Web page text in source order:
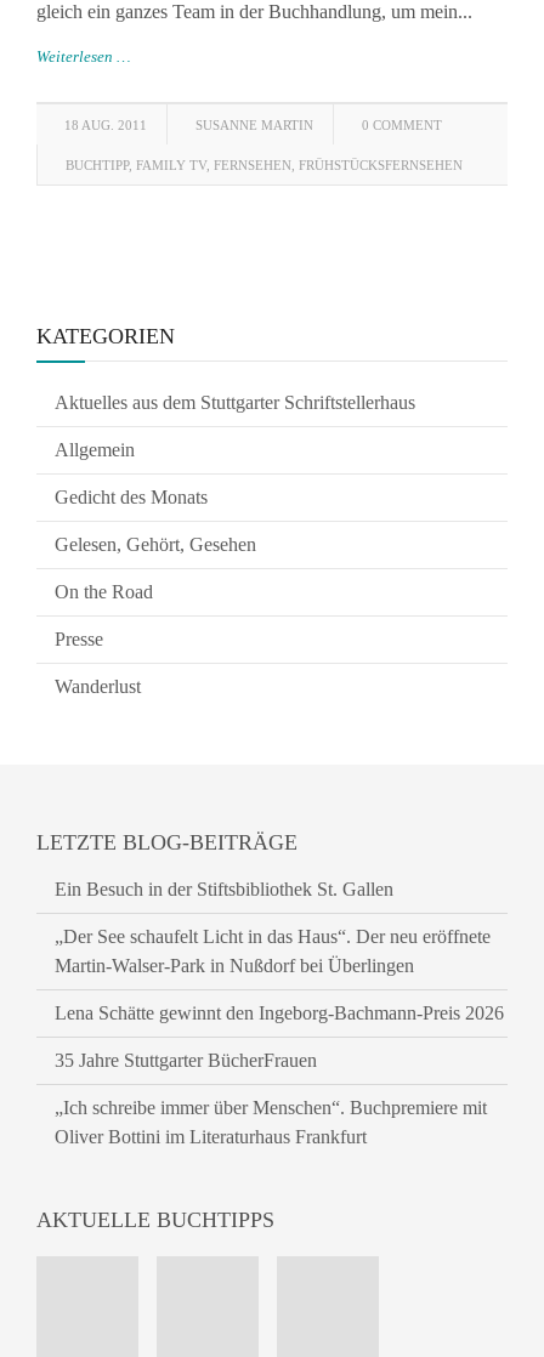
gleich ein ganzes Team in der Buchhandlung, um mein...
Weiterlesen …
18 AUG. 2011 SUSANNE MARTIN 0 COMMENT
BUCHTIPP, FAMILY TV, FERNSEHEN FRÜHSTÜCKSFERNSEHEN
KATEGORIEN
Aktuelles aus dem Stuttgarter Schriftstellerhaus
Allgemein
Gedicht des Monats
Gelesen, Gehört, Gesehen
On the Road
Presse
Wanderlust
LETZTE BLOG-BEITRÄGE
Ein Besuch in der Stiftsbibliothek St. Gallen
„Der See schaufelt Licht in das Haus“. Der neu eröffnete
Martin-Walser-Park in Nußdorf bei Überlingen
Lena Schätte gewinnt den Ingeborg-Bachmann-Preis 2026
35 Jahre Stuttgarter BücherFrauen
„Ich schreibe immer über Menschen“. Buchpremiere mit
Oliver Bottini im Literaturhaus Frankfurt
AKTUELLE BUCHTIPPS